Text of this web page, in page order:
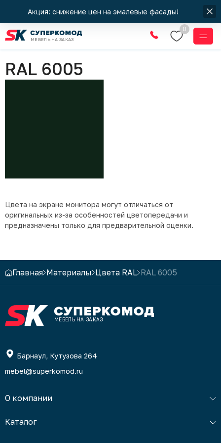
Акция: снижение цен на эмалевые фасады!
МЕБЕЛЬ НА ЗАКАЗ
0
Цвета RAL
RAL 6005
Цвета на экране монитора могут отличаться от
оригинальных из-за особенностей цветопередачи и
предназначены только для предварительной оценки.
Главная Материалы Цвета RAL RAL 6005
МЕБЕЛЬ НА ЗАКАЗ
Барнаул, Кутузова 264
mebel@superkomod.ru
О компании
Каталог